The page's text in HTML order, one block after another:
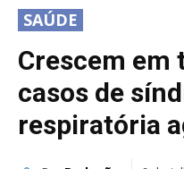
SAÚDE
Crescem em
casos de
respiratória